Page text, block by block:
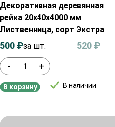
Декоративная деревянная
рейка 20х40х4000 мм
Лиственница, сорт Экстра
- +
В наличии
520₽
500 ₽за шт.
В корзину